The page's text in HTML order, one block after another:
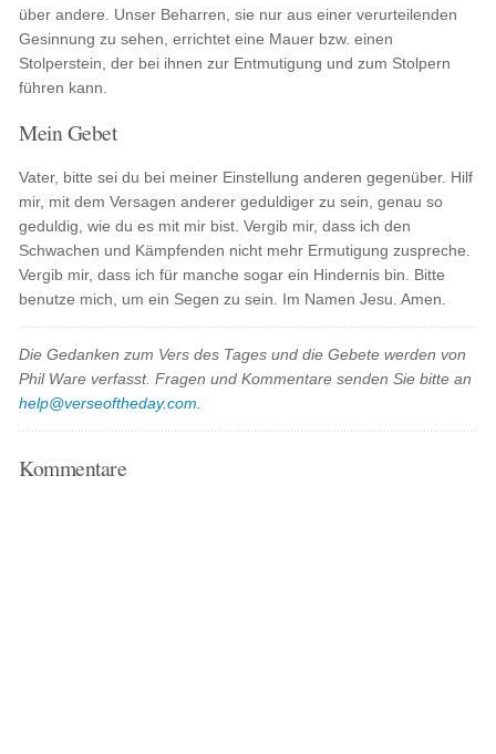
über andere. Unser Beharren, sie nur aus einer verurteilenden
Gesinnung zu sehen, errichtet eine Mauer bzw. einen
Stolperstein, der bei ihnen zur Entmutigung und zum Stolpern
führen kann.
Mein Gebet
Vater, bitte sei du bei meiner Einstellung anderen gegenüber. Hilf
mir, mit dem Versagen anderer geduldiger zu sein, genau so
geduldig, wie du es mit mir bist. Vergib mir, dass ich den
Schwachen und Kämpfenden nicht mehr Ermutigung zuspreche.
Vergib mir, dass ich für manche sogar ein Hindernis bin. Bitte
benutze mich, um ein Segen zu sein. Im Namen Jesu. Amen.
Die Gedanken zum Vers des Tages und die Gebete werden von
Phil Ware verfasst. Fragen und Kommentare senden Sie bitte an
help@verseoftheday.com
Kommentare